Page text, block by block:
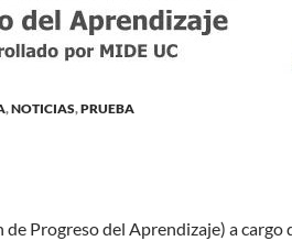
,NOTICIAS,PRUEBA
de Progreso del Aprendizaje) a cargo